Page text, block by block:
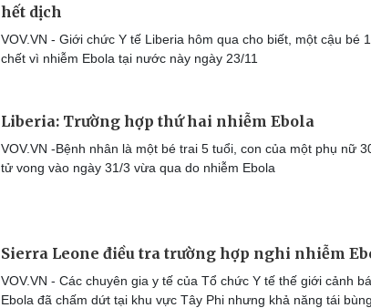
hết dịch
VOV.VN - Giới chức Y tế Liberia hôm qua cho biết, một cậu bé
chết vì nhiễm Ebola tại nước này ngày 23/11
Liberia: Trường hợp thứ hai nhiễm Ebola
VOV.VN -Bệnh nhân là một bé trai 5 tuổi, con của một phụ nữ
tử vong vào ngày 31/3 vừa qua do nhiễm Ebola
Sierra Leone điều tra trường hợp nghi nhiễm
VOV.VN - Các chuyên gia y tế của Tổ chức Y tế thế giới cảnh
Ebola đã chấm dứt tại khu vực Tây Phi nhưng khả năng tái